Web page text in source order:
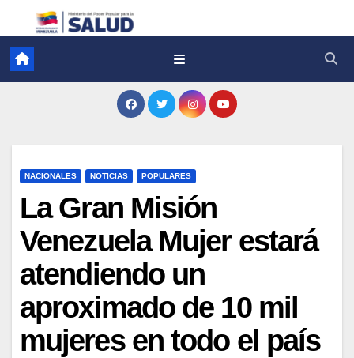
NACIONALES NOTICIAS POPULARES
La Gran Misión
Venezuela Mujer estará
atendiendo un
aproximado de 10 mil
mujeres en todo el país